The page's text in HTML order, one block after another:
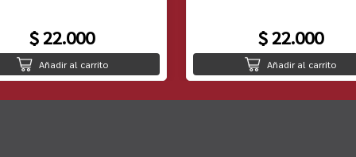
$ 22.000
Añadir al carrito
$ 22.000
Añadir al carrito